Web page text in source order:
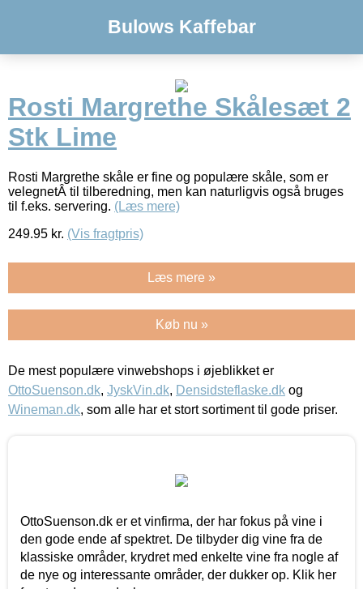
Bulows Kaffebar
Rosti Margrethe Skålesæt 2
Stk Lime
Rosti Margrethe skåle er fine og populære skåle, som er
velegnetÂ til tilberedning, men kan naturligvis også bruges
til f.eks. servering. (Læs mere)
249.95 kr. (Vis fragtpris)
Læs mere »
Køb nu »
De mest populære vinwebshops i øjeblikket er
OttoSuenson.dk, JyskVin.dk, Densidsteflaske.dk og
Wineman.dk, som alle har et stort sortiment til gode priser.
OttoSuenson.dk er et vinfirma, der har fokus på vine i
den gode ende af spektret. De tilbyder dig vine fra de
klassiske områder, krydret med enkelte vine fra nogle af
de nye og interessante områder, der dukker op. Klik her